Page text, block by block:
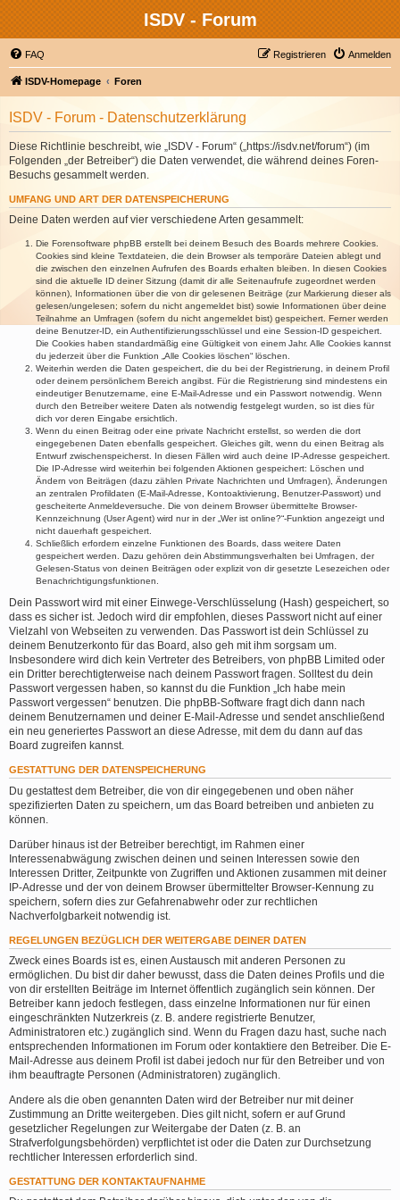
ISDV - Forum
FAQ Anmelden
Registrieren
ISDV-Homepage Foren
ISDV - Forum - Datenschutzerklärung
Diese Richtlinie beschreibt, wie „ISDV - Forum“ („https://isdv.net/forum“) (im
Folgenden „der Betreiber“) die Daten verwendet, die während deines Foren-
Besuchs gesammelt werden.
UMFANG UND ART DER DATENSPEICHERUNG
Deine Daten werden auf vier verschiedene Arten gesammelt:
Die Forensoftware phpBB erstellt bei deinem Besuch des Boards mehrere Cookies.
Cookies sind kleine Textdateien, die dein Browser als temporäre Dateien ablegt und
die zwischen den einzelnen Aufrufen des Boards erhalten bleiben. In diesen Cookies
sind die aktuelle ID deiner Sitzung (damit dir alle Seitenaufrufe zugeordnet werden
können), Informationen über die von dir gelesenen Beiträge (zur Markierung dieser als
gelesen/ungelesen; sofern du nicht angemeldet bist) sowie Informationen über deine
Teilnahme an Umfragen (sofern du nicht angemeldet bist) gespeichert. Ferner werden
deine Benutzer-ID, ein Authentifizierungsschlüssel und eine Session-ID gespeichert.
Die Cookies haben standardmäßig eine Gültigkeit von einem Jahr. Alle Cookies kannst
du jederzeit über die Funktion „Alle Cookies löschen“ löschen.
Weiterhin werden die Daten gespeichert, die du bei der Registrierung, in deinem Profil
oder deinem persönlichem Bereich angibst. Für die Registrierung sind mindestens ein
eindeutiger Benutzername, eine E-Mail-Adresse und ein Passwort notwendig. Wenn
durch den Betreiber weitere Daten als notwendig festgelegt wurden, so ist dies für
dich vor deren Eingabe ersichtlich.
Wenn du einen Beitrag oder eine private Nachricht erstellst, so werden die dort
eingegebenen Daten ebenfalls gespeichert. Gleiches gilt, wenn du einen Beitrag als
Entwurf zwischenspeicherst. In diesen Fällen wird auch deine IP-Adresse gespeichert.
Die IP-Adresse wird weiterhin bei folgenden Aktionen gespeichert: Löschen und
Ändern von Beiträgen (dazu zählen Private Nachrichten und Umfragen), Änderungen
an zentralen Profildaten (E-Mail-Adresse, Kontoaktivierung, Benutzer-Passwort) und
gescheiterte Anmeldeversuche. Die von deinem Browser übermittelte Browser-
Kennzeichnung (User Agent) wird nur in der „Wer ist online?“-Funktion angezeigt und
nicht dauerhaft gespeichert.
Schließlich erfordern einzelne Funktionen des Boards, dass weitere Daten
gespeichert werden. Dazu gehören dein Abstimmungsverhalten bei Umfragen, der
Gelesen-Status von deinen Beiträgen oder explizit von dir gesetzte Lesezeichen oder
Benachrichtigungsfunktionen.
Dein Passwort wird mit einer Einwege-Verschlüsselung (Hash) gespeichert, so
dass es sicher ist. Jedoch wird dir empfohlen, dieses Passwort nicht auf einer
Vielzahl von Webseiten zu verwenden. Das Passwort ist dein Schlüssel zu
deinem Benutzerkonto für das Board, also geh mit ihm sorgsam um.
Insbesondere wird dich kein Vertreter des Betreibers, von phpBB Limited oder
ein Dritter berechtigterweise nach deinem Passwort fragen. Solltest du dein
Passwort vergessen haben, so kannst du die Funktion „Ich habe mein
Passwort vergessen“ benutzen. Die phpBB-Software fragt dich dann nach
deinem Benutzernamen und deiner E-Mail-Adresse und sendet anschließend
ein neu generiertes Passwort an diese Adresse, mit dem du dann auf das
Board zugreifen kannst.
GESTATTUNG DER DATENSPEICHERUNG
Du gestattest dem Betreiber, die von dir eingegebenen und oben näher
spezifizierten Daten zu speichern, um das Board betreiben und anbieten zu
können.
Darüber hinaus ist der Betreiber berechtigt, im Rahmen einer
Interessenabwägung zwischen deinen und seinen Interessen sowie den
Interessen Dritter, Zeitpunkte von Zugriffen und Aktionen zusammen mit deiner
IP-Adresse und der von deinem Browser übermittelter Browser-Kennung zu
speichern, sofern dies zur Gefahrenabwehr oder zur rechtlichen
Nachverfolgbarkeit notwendig ist.
REGELUNGEN BEZÜGLICH DER WEITERGABE DEINER DATEN
Zweck eines Boards ist es, einen Austausch mit anderen Personen zu
ermöglichen. Du bist dir daher bewusst, dass die Daten deines Profils und die
von dir erstellten Beiträge im Internet öffentlich zugänglich sein können. Der
Betreiber kann jedoch festlegen, dass einzelne Informationen nur für einen
eingeschränkten Nutzerkreis (z. B. andere registrierte Benutzer,
Administratoren etc.) zugänglich sind. Wenn du Fragen dazu hast, suche nach
entsprechenden Informationen im Forum oder kontaktiere den Betreiber. Die E-
Mail-Adresse aus deinem Profil ist dabei jedoch nur für den Betreiber und von
ihm beauftragte Personen (Administratoren) zugänglich.
Andere als die oben genannten Daten wird der Betreiber nur mit deiner
Zustimmung an Dritte weitergeben. Dies gilt nicht, sofern er auf Grund
gesetzlicher Regelungen zur Weitergabe der Daten (z. B. an
Strafverfolgungsbehörden) verpflichtet ist oder die Daten zur Durchsetzung
rechtlicher Interessen erforderlich sind.
GESTATTUNG DER KONTAKTAUFNAHME